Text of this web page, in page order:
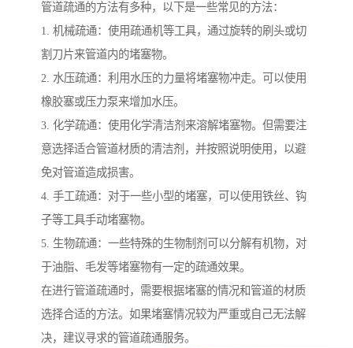
管道疏通的方法有多种，以下是一些常见的方法：
1. 机械疏通：使用疏通机等工具，通过旋转的刷头或切
割刀片来管道内的堵塞物。
2. 水压疏通：利用水压的力量将堵塞物冲走。可以使用
橡胶塞或压力泵来增加水压。
3. 化学疏通：使用化学清洁剂来溶解堵塞物。但需要注
意选择适合管道材质的清洁剂，并按照说明使用，以避
免对管道造成损害。
4. 手工疏通：对于一些小型的堵塞，可以使用铁丝、钩
子等工具手动堵塞物。
5. 生物疏通：一些特殊的生物制剂可以分解有机物，对
于油脂、毛发等堵塞物有一定的疏通效果。
在进行管道疏通时，需要根据堵塞的情况和管道的材质
选择合适的方法。如果堵塞情况较为严重或自己无法解
决，建议寻求的管道疏通服务。